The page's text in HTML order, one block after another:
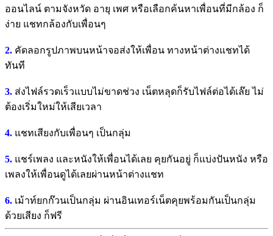
ออนไลน์ ตามจังหวัด อายุ เพศ หรือเลือกค้นหาเพื่อนที่มีกล้อง ก็
ง่าย แชทกล้องกับเพื่อนๆ
2. คัดลอกรูปภาพบนหน้าจอส่งให้เพื่อน ทางหน้าต่างแชทได้
ทันที
3. ส่งไฟล์รวดเร็วแบบไม่ขาดช่วง เน็ตหลุดก็รับไฟล์ต่อได้เล๊ย ไม่
ต้องเริ่มใหม่ให้เสียเวลา
4. แชทเสียงกับเพื่อนๆ เป็นกลุ่ม
5. แชร์เพลง และหนังให้เพื่อนได้เลย คุยกันอยู่ ก็แบ่งปันหนัง หรือ
เพลงให้เพื่อนดูได้เลยผ่านหน้าต่างแชท
6. เม้าท์ยกก๊วนเป็นกลุ่ม ผ่านอินเทอร์เน็ตคุยพร้อมกันเป็นกลุ่ม
ด้วยเสียง ก็ฟรี